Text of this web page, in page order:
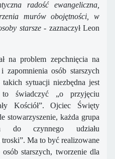
radość ewangeliczna,
murów obojętności, w
starsze- zaznaczył Leon
na problem zepchnięcia na
zapomnienia osób starszych
takich sytuacji niezbędna jest
to świadczyć „o przyjęciu
Kościół”. Ojciec Święty
stowarzyszenie, każda grupa
do czynnego udziału
Ma to być realizowane
starszych, tworzenie dla